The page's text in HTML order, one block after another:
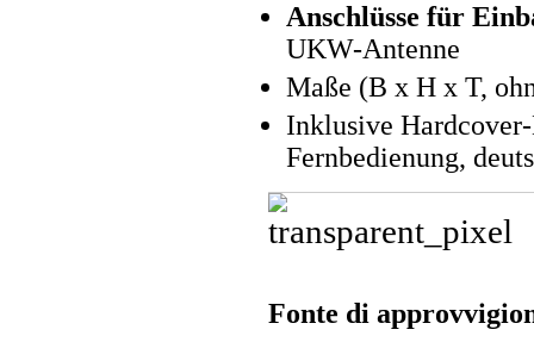
Anschlüsse für
UKW-Antenne
Maße (B x H x T,
Inklusive
Fernbedienung,
Fonte di